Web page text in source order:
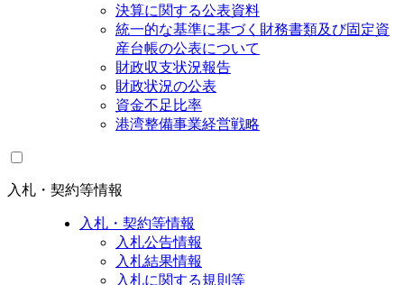
決算に関する公表資料
統一的な基準に基づく財務書類及び固定資
産台帳の公表について
財政収支状況報告
財政状況の公表
資金不足比率
港湾整備事業経営戦略
入札・契約等情報
入札・契約等情報
入札公告情報
入札結果情報
入札に関する規則等